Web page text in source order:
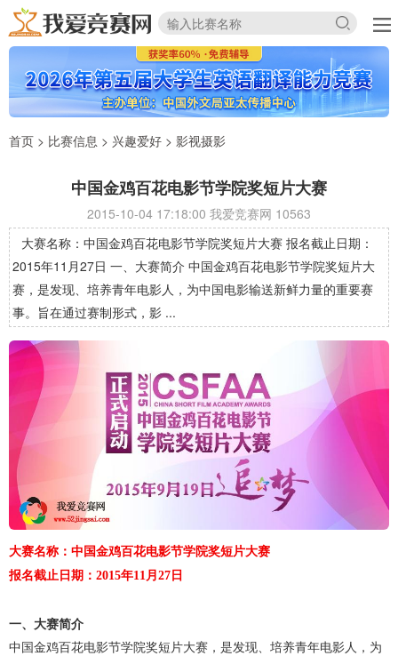
首页 > 比赛信息 > 兴趣爱好 > 影视摄影
中国金鸡百花电影节学院奖短片大赛
2015-10-04 17:18:00 我爱竞赛网 10563
大赛名称：中国金鸡百花电影节学院奖短片大赛 报名截止日期：
2015年11月27日 一、大赛简介 中国金鸡百花电影节学院奖短片大
赛，是发现、培养青年电影人，为中国电影输送新鲜力量的重要赛
事。旨在通过赛制形式，影 ...
大赛名称：中国金鸡百花电影节学院奖短片大赛
报名截止日期：2015年11月27日
一、大赛简介
中国金鸡百花电影节学院奖短片大赛，是发现、培养青年电影人，为